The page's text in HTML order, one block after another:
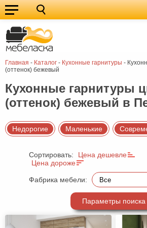
Главная - Каталог - Кухонные гарнитуры -
(оттенок) бежевый
Кухонные
гарнитуры
Мебель
для
кухни
Мебель
для
спальни
Кровати
Шкафы
Диваны
Мягкая
мебель
Детская
мебель
Мебель
Кухонные гарнитуры
(оттенок) бежевый в
Недорогие Маленькие
Сортировать:
Цена дешевле
Цена дороже
Фабрика мебели:
Параметры поиска